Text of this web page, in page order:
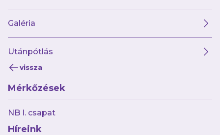
Galéria
Utánpótlás
vissza
Mérkőzések
NB I. csapat
Híreink
2024.10.31
Másodszor is legyőztük a Rubeolát